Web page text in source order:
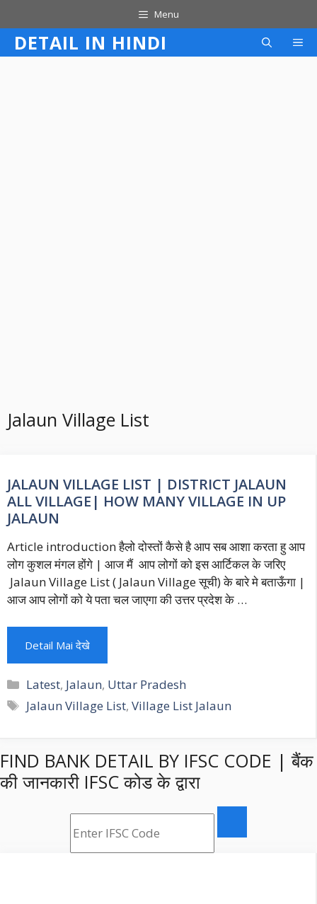
to
content
Menu
DETAIL IN HINDI
Jalaun Village List
JALAUN VILLAGE LIST | DISTRICT JALAUN
ALL VILLAGE| HOW MANY VILLAGE IN UP
JALAUN
Article introduction हैलो दोस्तों कैसे है आप सब आशा करता हु आप
लोग कुशल मंगल होंगे | आज मैं आप लोगों को इस आर्टिकल के जरिए
Jalaun Village List ( Jalaun Village सूची) के बारे मे बताऊँगा |
आज आप लोगों को ये पता चल जाएगा की उत्तर प्रदेश के …
Detail Mai देखे
Categories
Latest, Jalaun, Uttar Pradesh
Tags
Jalaun Village List,Village List Jalaun
FIND BANK DETAIL BY IFSC CODE | बैंक
की जानकारी IFSC कोड के द्वारा